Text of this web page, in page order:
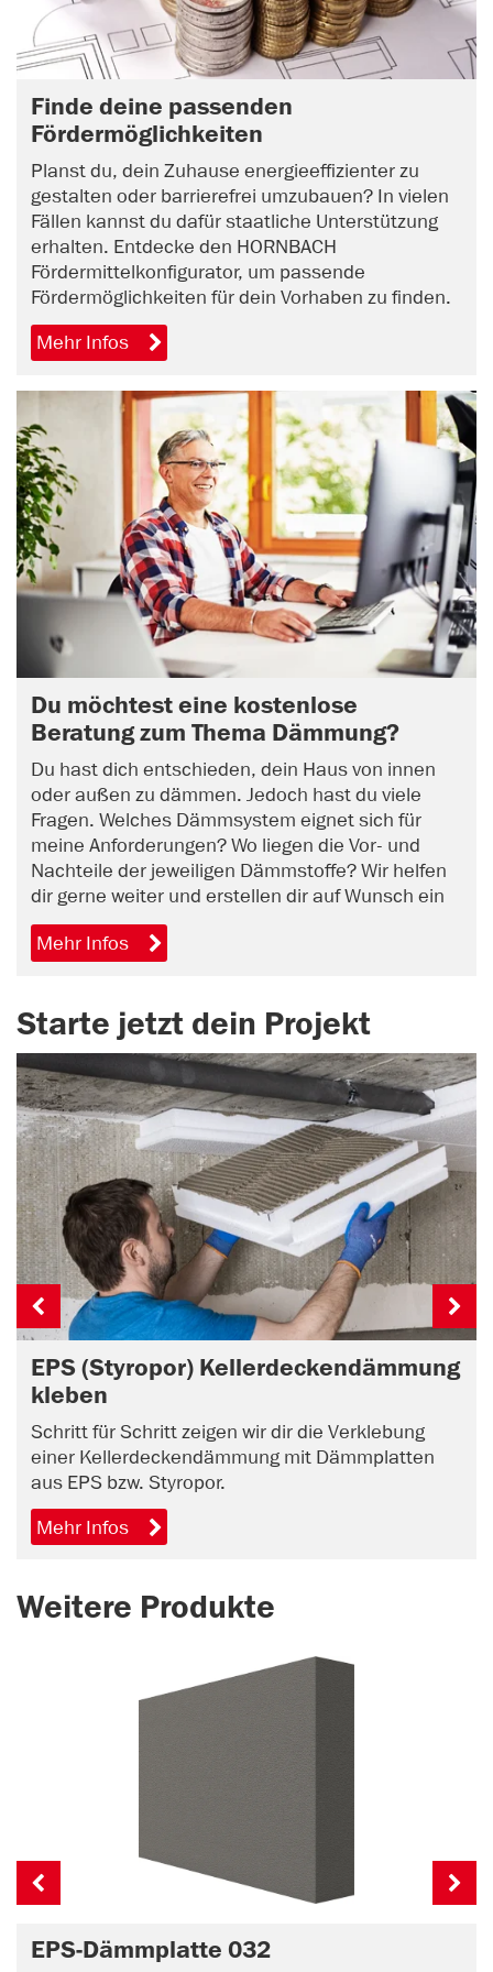
Finde deine passenden
Fördermöglichkeiten
Planst du, dein Zuhause energieeffizienter zu
gestalten oder barrierefrei umzubauen? In vielen
Fällen kannst du dafür staatliche Unterstützung
erhalten. Entdecke den HORNBACH
Fördermittelkonfigurator, um passende
Fördermöglichkeiten für dein Vorhaben zu finden.
Mehr Infos
Du möchtest eine kostenlose
Beratung zum Thema Dämmung?
Du hast dich entschieden, dein Haus von innen
oder außen zu dämmen. Jedoch hast du viele
Fragen. Welches Dämmsystem eignet sich für
meine Anforderungen? Wo liegen die Vor- und
Nachteile der jeweiligen Dämmstoffe? Wir helfen
dir gerne weiter und erstellen dir auf Wunsch ein
unverbindliches Angebot. Vereinbare jetzt online
einen Beratungstermin.
Mehr Infos
Starte jetzt dein Projekt
EPS (Styropor) Kellerdeckendämmung
kleben
Schritt für Schritt zeigen wir dir die Verklebung
einer Kellerdeckendämmung mit Dämmplatten
aus EPS bzw. Styropor.
Mehr Infos
Weitere Produkte
EPS-Dämmplatte 032